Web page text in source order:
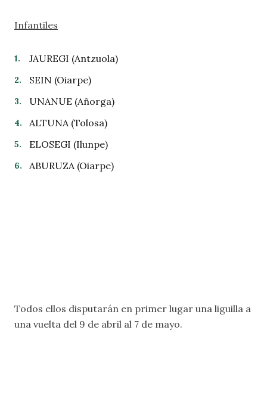
Infantiles
JAUREGI (Antzuola)
SEIN (Oiarpe)
UNANUE (Añorga)
ALTUNA (Tolosa)
ELOSEGI (Ilunpe)
ABURUZA (Oiarpe)
Todos ellos disputarán en primer lugar una liguilla a
una vuelta del 9 de abril al 7 de mayo.